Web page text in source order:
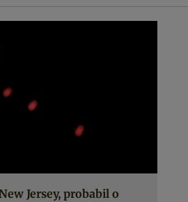
Jersey, probabil o